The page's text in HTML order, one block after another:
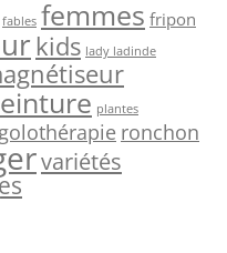
fables femmes fripon
kids lady ladinde
plantes
ronchon
variétés